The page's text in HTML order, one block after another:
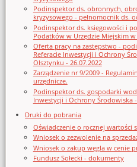
Podinspektor ds. obronnych,
kryzysowego - pełnomocnik ds.
Podinspektor ds. księgowości i
Podatków w Urzędzie Miejskim
Oferta pracy na zastępstwo -
Referacie Inwestycji i Ochrony
Olsztynku - 26.07.2022
Zarządzenie nr 9/2009 -
urzędnicze.
Podinspektor ds. gospodarki
Inwestycji i Ochrony Środowiska
Druki do pobrania
Oświadczenie o rocznej wartości
Wniosek o zezwolenie na
Wniosek o zakup węgla w cenie
Fundusz Sołecki - dokumenty